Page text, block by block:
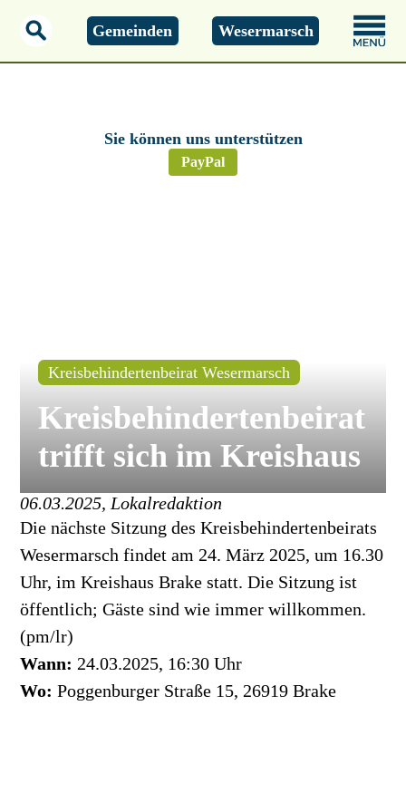
Gemeinden Wesermarsch
Sie können uns unterstützen
PayPal
Kreisbehindertenbeirat Wesermarsch
Kreisbehindertenbeirat
trifft sich im Kreishaus
06.03.2025, Lokalredaktion
Die nächste Sitzung des Kreisbehindertenbeirats
Wesermarsch findet am 24. März 2025, um 16.30
Uhr, im Kreishaus Brake statt. Die Sitzung ist
öffentlich; Gäste sind wie immer willkommen.
(pm/lr)
Wann: 24.03.2025, 16:30 Uhr
Wo: Poggenburger Straße 15, 26919 Brake